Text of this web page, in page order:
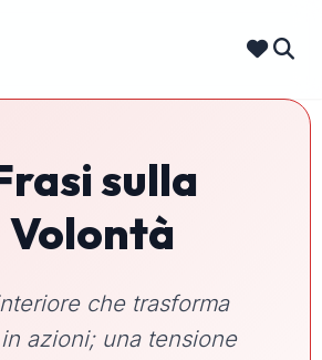
sulla
Volontà
che trasforma
azioni; una tensione